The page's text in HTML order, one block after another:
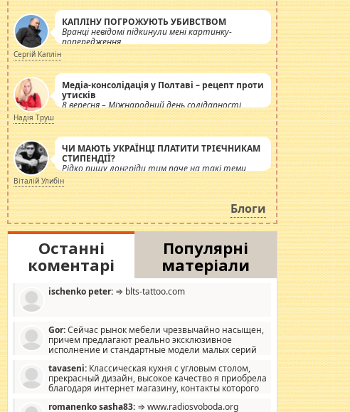
КАПЛІНУ ПОГРОЖУЮТЬ УБИВСТВОМ
Вранці невідомі підкинули мені картинку-
попередження
Сергій Каплін
Медіа-консолідація у Полтаві – рецепт проти
утисків
8 вересня – Міжнародний день солідарності
журналістів.
Надія Труш
ЧИ МАЮТЬ УКРАЇНЦІ ПЛАТИТИ ТРІЄЧНИКАМ
СТИПЕНДІЇ?
Рідко пишу лонгріди тим паче на такі теми,
але вже просто дістало! Обурюють сьогоднішні
інсенуації навколо стипендіального питання.
Штучно роздувається ще одна соціальна
катастрофа.
Віталій Улибін
Блоги
Останні
коментарі
Популярні
матеріали
ischenko peter: ⇒ blts-tattoo.com
Gor:Сейчас рынок мебели чрезвычайно насыщен,
причем предлагают реально эксклюзивное
исполнение и стандартные модели малых серий
дизайну, мало походит на стандартные формы, в MebelOk,
креативненько и что главное - со вкусом все в порядке,
без ненужных наворотов удорожающих мебель, а это не
tavaseni: Классическая кухня с угловым столом,
прекрасный дизайн, высокое качество я приобрела
благодаря интернет магазину, контакты которого
romanenko sasha83: ⇒ www.radiosvoboda.org